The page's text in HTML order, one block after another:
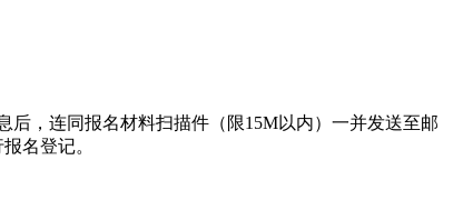
后，连同报名材料扫描件（限15M以内）一并发送至邮
名登记。